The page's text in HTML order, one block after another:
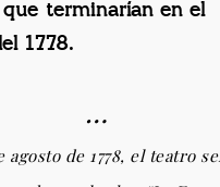
terminarían en el
1778.
…
agosto de 1778, el teatro